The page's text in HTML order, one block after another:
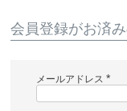
会員登録がお済
メールアドレス
必